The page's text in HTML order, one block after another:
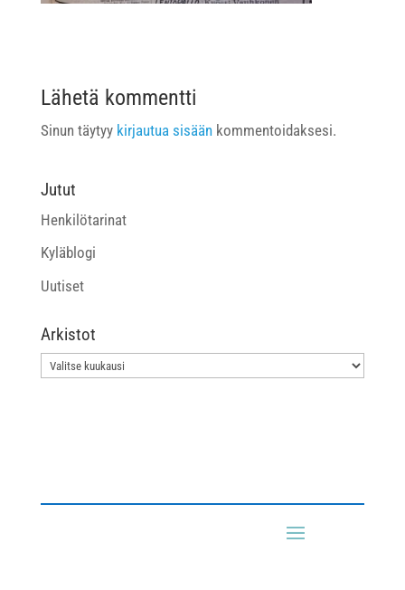
Lähetä kommentti
Sinun täytyy kirjautua sisäänkommentoidaksesi.
Jutut
Henkilötarinat
Kyläblogi
Uutiset
Arkistot
Arkistot